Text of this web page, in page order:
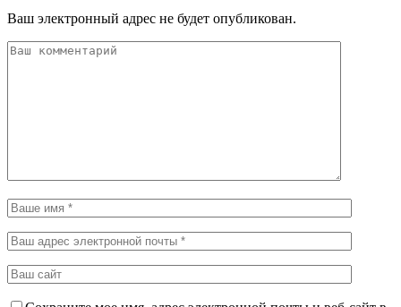
Ваш электронный адрес не будет опубликован.